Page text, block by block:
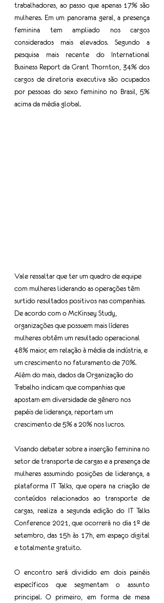
trabalhadores, ao passo que apenas 17% são
mulheres. Em um panorama geral, a presença
feminina tem ampliado nos cargos
considerados mais elevados. Segundo a
pesquisa mais recente do International
Business Report da Grant Thornton, 34% dos
cargos de diretoria executiva são ocupados
por pessoas do sexo feminino no Brasil, 5%
acima da média global.
Vale ressaltar que ter um quadro de equipe
com mulheres liderando as operações têm
surtido resultados positivos nas companhias.
De acordo com o McKinsey Study,
organizações que possuem mais líderes
mulheres obtêm um resultado operacional
48% maior, em relação à média da indústria, e
um crescimento no faturamento de 70%.
Além do mais, dados da Organização do
Trabalho indicam que companhias que
apostam em diversidade de gênero nos
papéis de liderança, reportam um
crescimento de 5% a 20% nos lucros.
Visando debater sobre a inserção feminina no
setor de transporte de cargas e a presença de
mulheres assumindo posições de liderança, a
plataforma IT Talks, que opera na criação de
conteúdos relacionados ao transporte de
cargas, realiza a segunda edição do IT Talks
Conference 2021, que ocorrerá no dia 1º de
setembro, das 15h às 17h, em espaço digital
e totalmente gratuito.
O encontro será dividido em dois painéis
específicos que segmentam o assunto
principal. O primeiro, em forma de mesa